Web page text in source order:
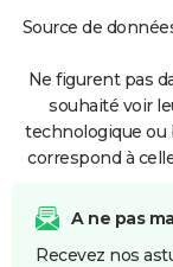
Source de
Ne figurent pas
souhaité voir
technologique ou
correspond à
A ne pas
Recevez nos